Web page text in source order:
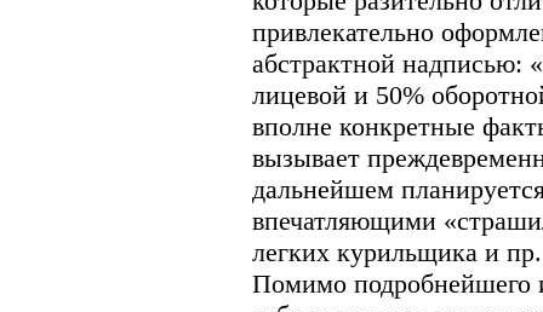
привлекательно
абстрактной надписью:
лицевой и 50%
вполне конкретные
вызывает
дальнейшем
впечатляющими
легких курильщика и пр.
Помимо подробнейшего